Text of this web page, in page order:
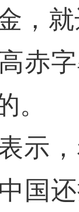
，
赤
。
，
国